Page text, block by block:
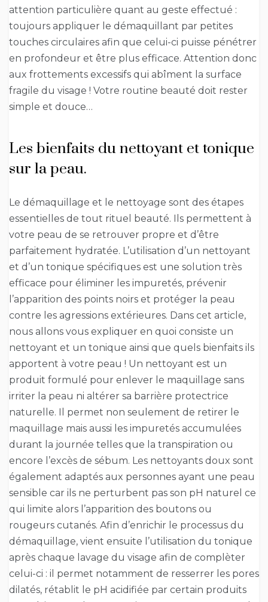
attention particulière quant au geste effectué :
toujours appliquer le démaquillant par petites
touches circulaires afin que celui-ci puisse pénétrer
en profondeur et être plus efficace. Attention donc
aux frottements excessifs qui abîment la surface
fragile du visage ! Votre routine beauté doit rester
simple et douce…
Les bienfaits du nettoyant et tonique
sur la peau.
Le démaquillage et le nettoyage sont des étapes
essentielles de tout rituel beauté. Ils permettent à
votre peau de se retrouver propre et d’être
parfaitement hydratée. L’utilisation d’un nettoyant
et d’un tonique spécifiques est une solution très
efficace pour éliminer les impuretés, prévenir
l’apparition des points noirs et protéger la peau
contre les agressions extérieures. Dans cet article,
nous allons vous expliquer en quoi consiste un
nettoyant et un tonique ainsi que quels bienfaits ils
apportent à votre peau ! Un nettoyant est un
produit formulé pour enlever le maquillage sans
irriter la peau ni altérer sa barrière protectrice
naturelle. Il permet non seulement de retirer le
maquillage mais aussi les impuretés accumulées
durant la journée telles que la transpiration ou
encore l’excès de sébum. Les nettoyants doux sont
également adaptés aux personnes ayant une peau
sensible car ils ne perturbent pas son pH naturel ce
qui limite alors l’apparition des boutons ou
rougeurs cutanés. Afin d’enrichir le processus du
démaquillage, vient ensuite l’utilisation du tonique
après chaque lavage du visage afin de complèter
celui-ci : il permet notamment de resserrer les pores
dilatés, rétablit le pH acidifiée par certain produits